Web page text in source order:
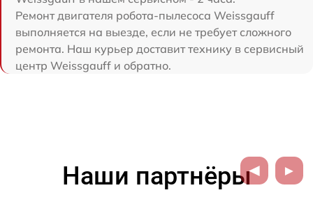
Ремонт двигателя робота-пылесоса Weissgauff
выполняется на выезде, если не требует сложного
ремонта. Наш курьер доставит технику в сервисный
центр Weissgauff и обратно.
Наши партнёры